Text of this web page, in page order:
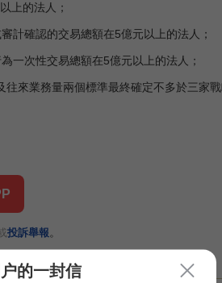
上的法人；
計確認的交易總額在5億元以上的法人；
一次性交易總額在5億元以上的法人；
業務量兩個標準最終確定不多於三家
投訴舉報。
的一封信